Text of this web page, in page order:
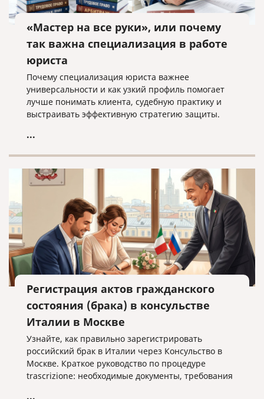
«Мастер на все руки», или почему
так важна специализация в работе
юриста
Почему специализация юриста важнее
универсальности и как узкий профиль помогает
лучше понимать клиента, судебную практику и
выстраивать эффективную стратегию защиты.
...
Регистрация актов гражданского
состояния (брака) в консульстве
Италии в Москве
Узнайте, как правильно зарегистрировать
российский брак в Италии через Консульство в
Москве. Краткое руководство по процедуре
trascrizione: необходимые документы, требования
...